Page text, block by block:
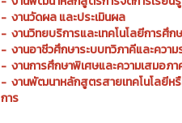
- งานพัฒนาหลักสูตรการจัดการเรียนรู้
- งานวัดผล และประเมินผล
- งานวิทยบริการและเทคโนโลยีการศึกษา